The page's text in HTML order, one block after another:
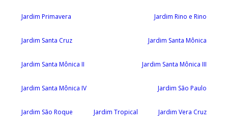
Jardim Primavera Jardim Rino e Rino
Jardim Santa Cruz Jardim Santa Mônica
Jardim Santa Mônica II Jardim Santa Mônica III
Jardim Santa Mônica IV Jardim São Paulo
Jardim São Roque Jardim Tropical Jardim Vera Cruz